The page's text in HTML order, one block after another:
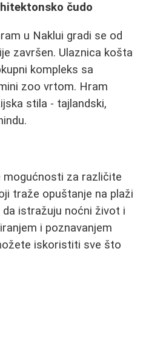
čudo
u Naklui gradi se od
završen. Ulaznica košta
kompleks sa
zoo vrtom. Hram
stila - tajlandski,
mogućnosti za različite
traže opuštanje na plaži
istražuju noćni život i
i poznavanjem
iskoristiti sve što